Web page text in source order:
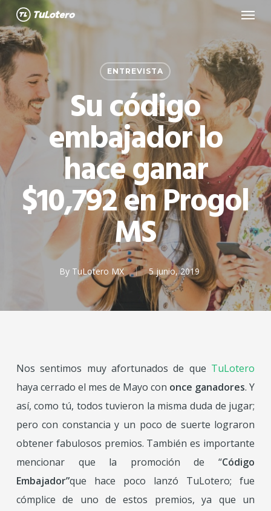
Skip
to
main
content
Menu
ENTREVISTA
Su código
embajador lo
hace ganar
$10,792 en Progol
MS
By TuLotero MX 5 junio, 2019
Nos sentimos muy afortunados de que TuLotero
haya cerrado el mes de Mayo con once ganadores. Y
así, como tú, todos tuvieron la misma duda de jugar;
pero con constancia y un poco de suerte lograron
obtener fabulosos premios. También es importante
mencionar que la promoción de “Código
Embajador”que hace poco lanzó TuLotero; fue
cómplice de uno de estos premios, ya que un